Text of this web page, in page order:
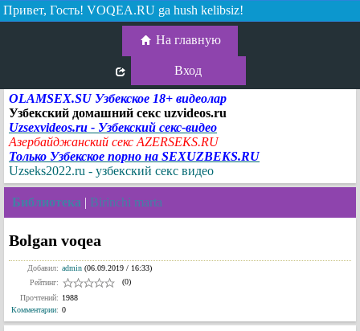
Привет, Гость! VOQEA.RU ga hush kelibsiz!
На главную
Вход
OLAMSEX.SU Узбекское 18+ видеолар
Узбекский домашний секс uzvideos.ru
Uzsexvideos.ru - Узбекский секс-видео
Азербайджанский секс AZERSEKS.RU
Только Узбекское порно на SEXUZBEKS.RU
Uzseks2022.ru - узбекский секс видео
Библиотека | Birinchi marta
Bolgan voqea
Добавил: admin (06.09.2019 / 16:33)
Рейтинг:
(0)
Прочтений: 1988
Комментарии: 0